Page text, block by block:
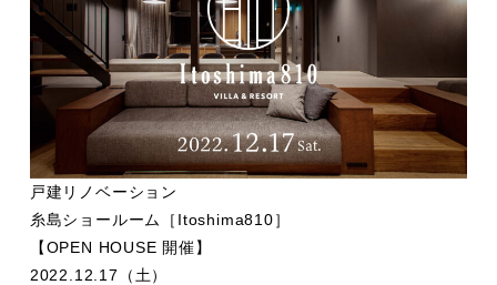
戸建リノベーション
糸島ショールーム［Itoshima810］
【OPEN HOUSE 開催】
2022.12.17
（土）